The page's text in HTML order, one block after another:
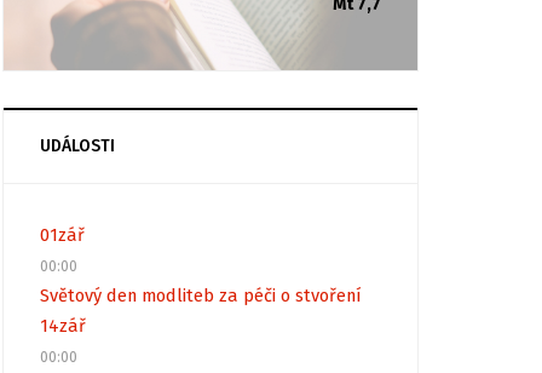
Mt 7,7
UDÁLOSTI
01zář
00:00
Světový den modliteb za péči o stvoření
14zář
00:00